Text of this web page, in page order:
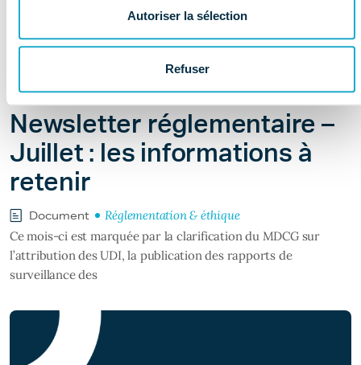
Autoriser la sélection
Refuser
Newsletter réglementaire –
Juillet : les informations à
retenir
Document
Réglementation & éthique
Ce mois-ci est marquée par la clarification du MDCG sur
l’attribution des UDI, la publication des rapports de
surveillance des